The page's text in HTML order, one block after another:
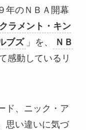
年のＮＢＡ開幕
ラメント・キン
ブズ 」を、
ＮＢ
感動しているリ
ド、ニック・ア
思い違いに気づ